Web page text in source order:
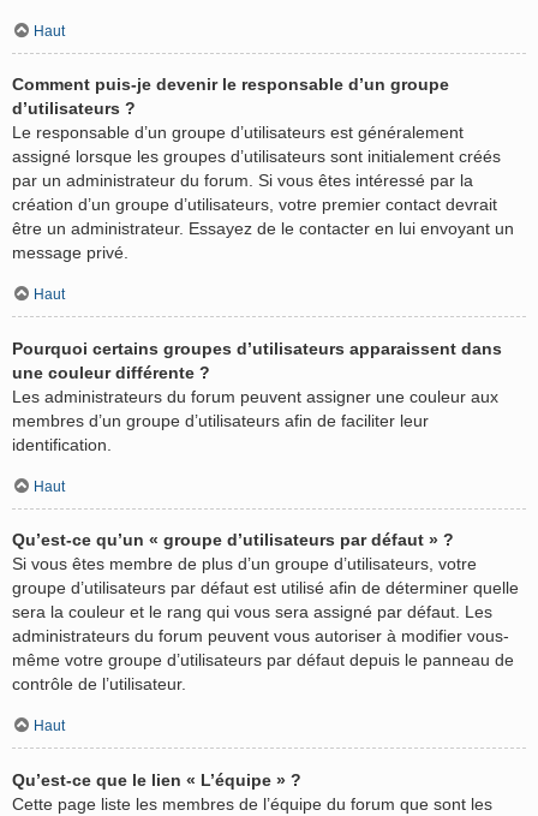
Haut
Comment puis-je devenir le responsable d’un groupe
d’utilisateurs ?
Le responsable d’un groupe d’utilisateurs est généralement
assigné lorsque les groupes d’utilisateurs sont initialement créés
par un administrateur du forum. Si vous êtes intéressé par la
création d’un groupe d’utilisateurs, votre premier contact devrait
être un administrateur. Essayez de le contacter en lui envoyant un
message privé.
Haut
Pourquoi certains groupes d’utilisateurs apparaissent dans
une couleur différente ?
Les administrateurs du forum peuvent assigner une couleur aux
membres d’un groupe d’utilisateurs afin de faciliter leur
identification.
Haut
Qu’est-ce qu’un « groupe d’utilisateurs par défaut » ?
Si vous êtes membre de plus d’un groupe d’utilisateurs, votre
groupe d’utilisateurs par défaut est utilisé afin de déterminer quelle
sera la couleur et le rang qui vous sera assigné par défaut. Les
administrateurs du forum peuvent vous autoriser à modifier vous-
même votre groupe d’utilisateurs par défaut depuis le panneau de
contrôle de l’utilisateur.
Haut
Qu’est-ce que le lien « L’équipe » ?
Cette page liste les membres de l’équipe du forum que sont les